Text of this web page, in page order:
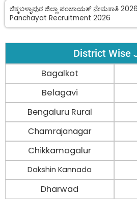
ಚಿಕ್ಕಬಳ್ಳಾಪುರ ಜಿಲ್ಲಾ ಪಂಚಾಯತ್ ನೇಮಕಾತಿ
Panchayat Recruitment 2026
District Wise
Bagalkot
Belagavi
Bengaluru Rural
Chamrajanagar
Chikkamagalur
Dakshin Kannada
Dharwad